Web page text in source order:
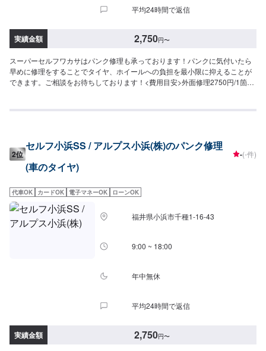
平均24時間で返信
実績金額 2,750円〜
スーパーセルフワカサはパンク修理も承っております！パンクに気付いたら
早めに修理をすることでタイヤ、ホイールへの負担を最小限に抑えることが
できます。ご相談をお待ちしております！<費用目安>外面修理2750円/1箇所
2位
セルフ小浜SS / アルプス小浜(株)のパンク修理
(車のタイヤ)
-(-件)
代車OK カードOK 電子マネーOK ローンOK
福井県小浜市千種1-16-43
9:00 ~ 18:00
年中無休
平均24時間で返信
実績金額 2,750円〜